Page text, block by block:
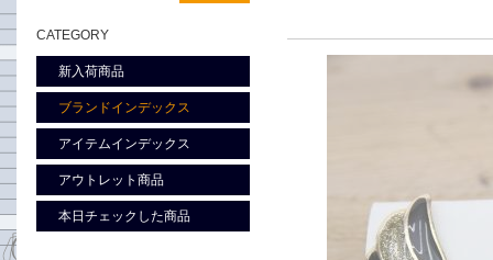
CATEGORY
新入荷商品
ブランドインデックス
アイテムインデックス
アウトレット商品
本日チェックした商品